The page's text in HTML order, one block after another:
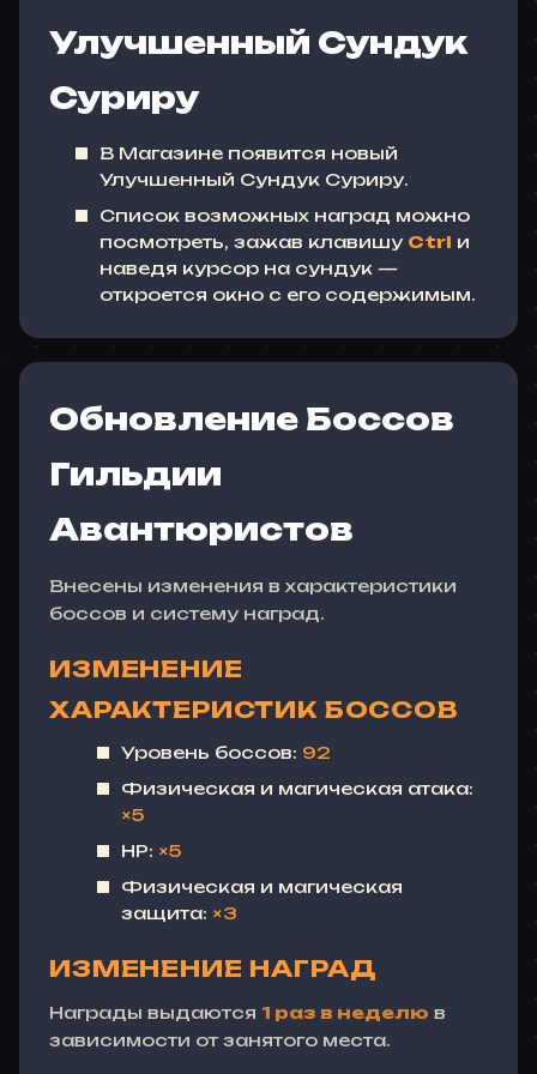
Улучшенный Сундук
Суриру
В Магазине появится новый
Улучшенный Сундук Суриру.
Список возможных наград можно
посмотреть, зажав клавишу Ctrl и
наведя курсор на сундук —
откроется окно с его содержимым.
Обновление Боссов
Гильдии
Авантюристов
Внесены изменения в характеристики
боссов и систему наград.
ИЗМЕНЕНИЕ
ХАРАКТЕРИСТИК БОССОВ
Уровень боссов: 92
Физическая и магическая атака:
×5
HP: ×5
Физическая и магическая
защита: ×3
ИЗМЕНЕНИЕ НАГРАД
Награды выдаются 1 раз в неделю в
зависимости от занятого места.